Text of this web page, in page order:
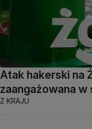
Atak hakerski na
zaangażowana w
Z KRAJU